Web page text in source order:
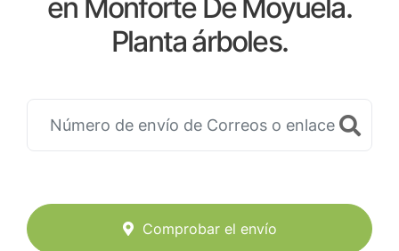
en Monforte De Moyuela.
Planta árboles.
Comprobar el envío